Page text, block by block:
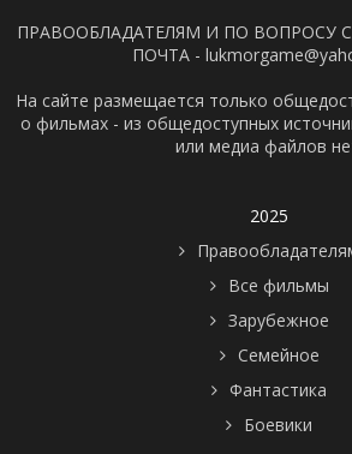
ПРАВООБЛАДАТЕЛЯМ И ПО ВОПРОСУ
ПОЧТА -
На сайте размещается только
о фильмах - из общедоступных
или медиа файлов
2025
Все фильмы
Зарубежное
Семейное
Фантастика
Боевики